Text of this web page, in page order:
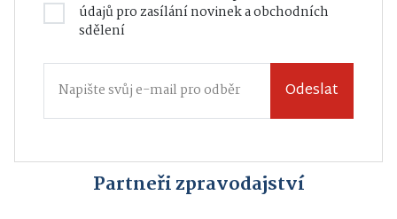
údajůpro zasílání novinek a obchodních
sdělení
Odeslat
Partneři zpravodajství